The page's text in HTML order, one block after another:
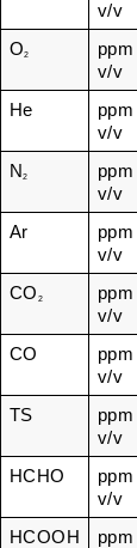
v/v
O2
ppm
v/v
He
ppm
v/v
N2
ppm
v/v
Ar
ppm
v/v
CO 2
ppm
v/v
CO
ppm
v/v
TS
ppm
v/v
HCHO
ppm
v/v
HCOOH
ppm